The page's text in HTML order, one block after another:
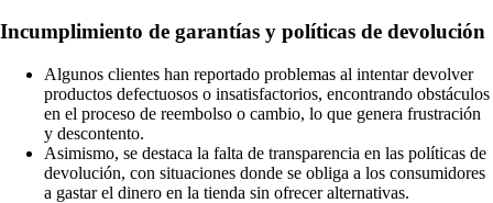
Incumplimiento de garantías y políticas de devolución
Algunos clientes han reportado problemas al intentar devolver
productos defectuosos o insatisfactorios, encontrando obstáculos
en el proceso de reembolso o cambio, lo que genera frustración
y descontento.
Asimismo, se destaca la falta de transparencia en las políticas de
devolución, con situaciones donde se obliga a los consumidores
a gastar el dinero en la tienda sin ofrecer alternativas.